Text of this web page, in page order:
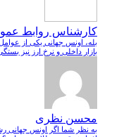
کارشناس روابط
بله، اونس جهانی یکی از
بازار داخلی و نرخ ارز نیز
محسن نظری
به نظر شما اگر اونس جهانی